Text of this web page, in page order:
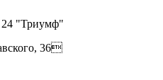
"Триумф"
36